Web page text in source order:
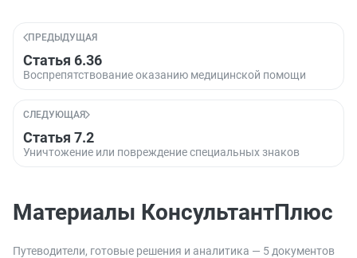
ПРЕДЫДУЩАЯ
Статья 6.36
Воспрепятствование оказанию медицинской помощи
СЛЕДУЮЩАЯ
Статья 7.2
Уничтожение или повреждение специальных знаков
Материалы КонсультантПлюс
Путеводители, готовые решения и аналитика — 5 документов